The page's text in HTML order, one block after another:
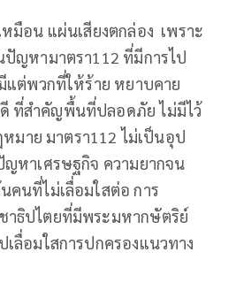
มือน แผ่นเสียงตกล่อง เพราะ
ปัญหามาตรา112 ที่มีการไป
แต่พวกที่ให้ร้าย หยาบคาย
ที่สำคัญพื้นที่ปลอดภัย ไม่มีไว้
มาย มาตรา112 ไม่เป็นอุป
ญหาเศรษฐกิจ ความยากจน
คนที่ไม่เลื่อมใสต่อ การ
าธิปไตยที่มีพระมหากษัตริย์
ลื่อมใสการปกครองแนวทาง